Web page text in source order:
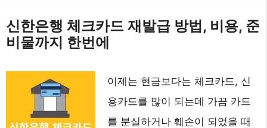
신한은행 체크카드 재발급 방법, 비용, 준
비물까지 한번에
이제는 현금보다는 체크카드, 신
용카드를 많이 되는데 가끔 카드
를 분실하거나 훼손이 되었을 때